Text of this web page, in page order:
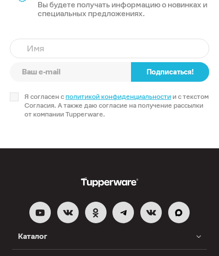
Вы будете получать информацию о новинках и
специальных предложениях.
Имя
Подписаться!
Я согласен с политикой конфиденциальности и с текстом
Согласия. А также даю согласие на получение рассылки
от компании Tupperware.
Каталог